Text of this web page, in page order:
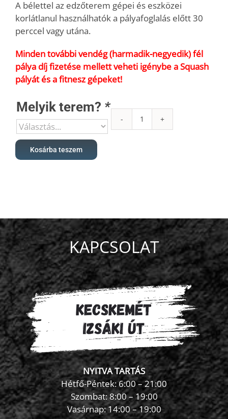
A bélettel az edzőterem gépei és eszközei
korlátlanul használhatók a pályafoglalás előtt 30
perccel vagy utána.
Minden további vendég (harmadik-negyedik) fél
pálya díj fizetése mellett veheti igénybe a Squash
pályát és a fitnesz gépeket!
Melyik terem? *
Squash
hétvégén
mennyiség
Kosárba teszem
KAPCSOLAT
NYITVA TARTÁS
Hétfő-Péntek: 6:00 – 21:00
Szombat: 8:00 – 19:00
Vasárnap: 14:00 – 19:00